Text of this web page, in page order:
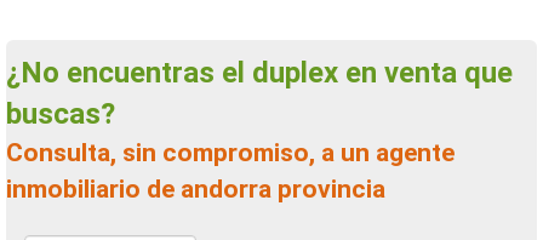
¿No encuentras el duplex en venta que
buscas?
Consulta, sin compromiso, a un agente
inmobiliario de andorra provincia